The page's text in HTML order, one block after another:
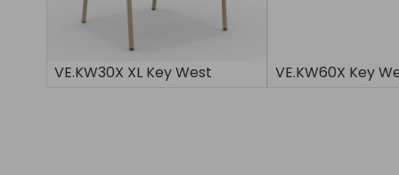
VE.KW30X XL Key West VE.KW60X Key